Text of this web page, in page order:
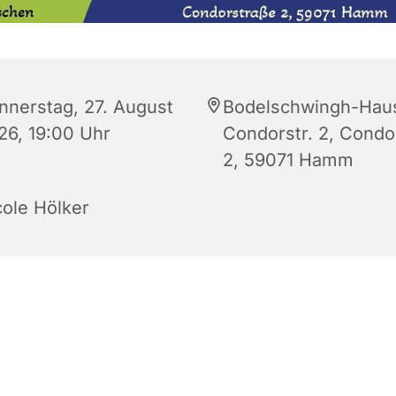
27. August
19:00 Uhr
Bodelschwingh-
Condorstr. 2,
2, 59071 Hamm
Hölker